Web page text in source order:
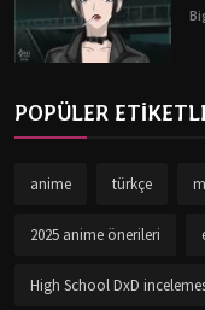
POPÜLER
anime türkçe
2025 anime önerileri
High School DxD